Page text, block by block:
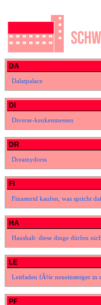
DA
Dalatpalace
DI
Diverse-keukenmessen
DR
Dreamydress
FI
Finasterid kaufen, was spricht
HA
Haushalt: diese dinge dürfen
LE
Leitfaden fÃ¼r neueinsteiger in
PF